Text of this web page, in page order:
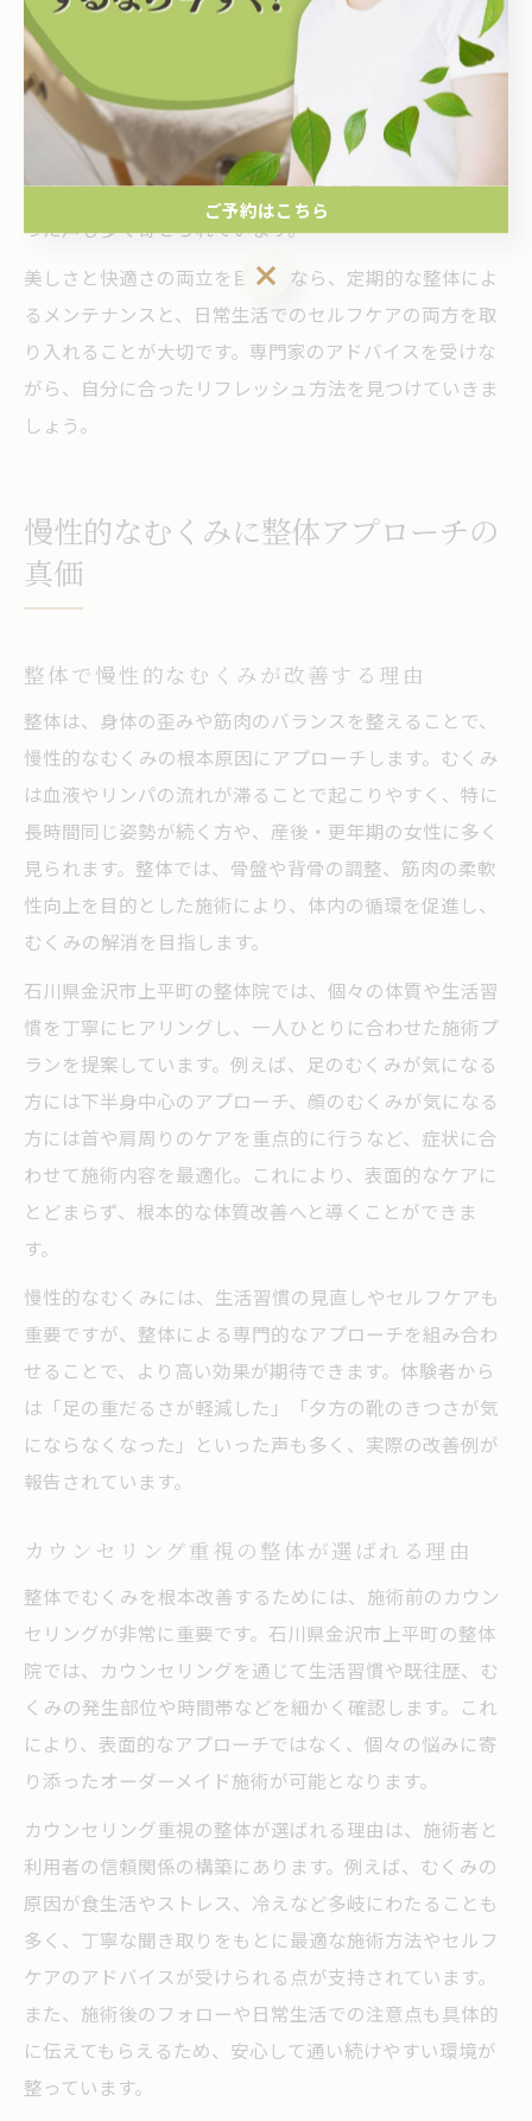
っています。
リフレッシュ体験は、血行促進や体内バランスの調整に
よって、肌のツヤやハリ、むくみの改善など美容面でも
効果が期待できます。実際に通われている方からは「気
持ちも前向きになった」「肌の調子が良くなった」とい
った声も多く寄せられています。
美しさと快適さの両立を目指すなら、定期的な整体によ
るメンテナンスと、日常生活でのセルフケアの両方を取
り入れることが大切です。専門家のアドバイスを受けな
がら、自分に合ったリフレッシュ方法を見つけていきま
しょう。
慢性的なむくみに整体アプローチの
真価
整体で慢性的なむくみが改善する理由
整体は、身体の歪みや筋肉のバランスを整えることで、
慢性的なむくみの根本原因にアプローチします。むくみ
は血液やリンパの流れが滞ることで起こりやすく、特に
長時間同じ姿勢が続く方や、産後・更年期の女性に多く
見られます。整体では、骨盤や背骨の調整、筋肉の柔軟
性向上を目的とした施術により、体内の循環を促進し、
むくみの解消を目指します。
石川県金沢市上平町の整体院では、個々の体質や生活習
慣を丁寧にヒアリングし、一人ひとりに合わせた施術プ
ランを提案しています。例えば、足のむくみが気になる
方には下半身中心のアプローチ、顔のむくみが気になる
方には首や肩周りのケアを重点的に行うなど、症状に合
わせて施術内容を最適化。これにより、表面的なケアに
とどまらず、根本的な体質改善へと導くことができま
す。
慢性的なむくみには、生活習慣の見直しやセルフケアも
重要ですが、整体による専門的なアプローチを組み合わ
せることで、より高い効果が期待できます。体験者から
は「足の重だるさが軽減した」「夕方の靴のきつさが気
にならなくなった」といった声も多く、実際の改善例が
報告されています。
カウンセリング重視の整体が選ばれる理由
整体でむくみを根本改善するためには、施術前のカウン
セリングが非常に重要です。石川県金沢市上平町の整体
院では、カウンセリングを通じて生活習慣や既往歴、む
くみの発生部位や時間帯などを細かく確認します。これ
により、表面的なアプローチではなく、個々の悩みに寄
り添ったオーダーメイド施術が可能となります。
カウンセリング重視の整体が選ばれる理由は、施術者と
利用者の信頼関係の構築にあります。例えば、むくみの
原因が食生活やストレス、冷えなど多岐にわたることも
多く、丁寧な聞き取りをもとに最適な施術方法やセルフ
ケアのアドバイスが受けられる点が支持されています。
また、施術後のフォローや日常生活での注意点も具体的
に伝えてもらえるため、安心して通い続けやすい環境が
整っています。
ご予約はこちら
ご予約はこちら